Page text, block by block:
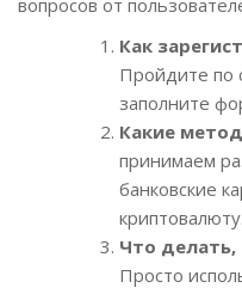
вопросов от
Как
Пройдите по
заполните
Какие
принимаем
банковские
криптовалюту.
Что делать,
Просто